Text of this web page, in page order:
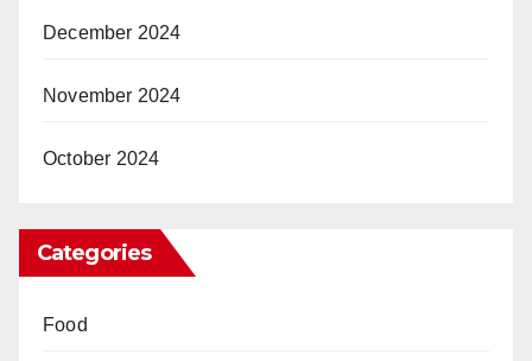
December 2024
November 2024
October 2024
Categories
Food